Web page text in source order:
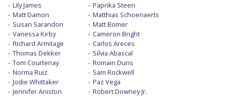
Lily James
Matt Damon
Susan Sarandon
Vanessa Kirby
Richard Armitage
Thomas Dekker
Tom Courtenay
Norma Ruiz
Jodie Whittaker
Jennifer Aniston
Paprika Steen
Matthias Schoenaerts
Matt Bomer
Cameron Bright
Carlos Areces
Silvia Abascal
Romain Duris
Sam Rockwell
Paz Vega
Robert Downey Jr.